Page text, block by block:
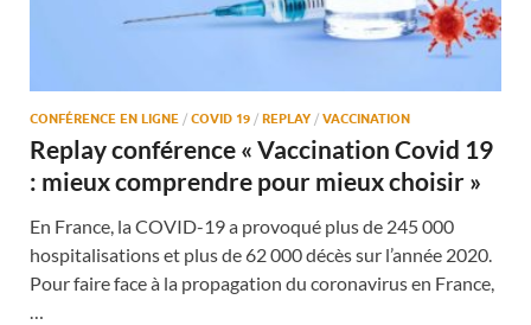
CONFÉRENCE EN LIGNE / COVID 19 / REPLAY / VACCINATION
Replay conférence « Vaccination Covid 19
: mieux comprendre pour mieux choisir »
En France, la COVID-19 a provoqué plus de 245 000
hospitalisations et plus de 62 000 décès sur l’année 2020.
Pour faire face à la propagation du coronavirus en France,
…